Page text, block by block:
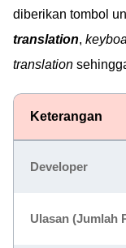
diberikan tombol
translation,
translation
Keterangan
Developer
Ulasan (Jumlah